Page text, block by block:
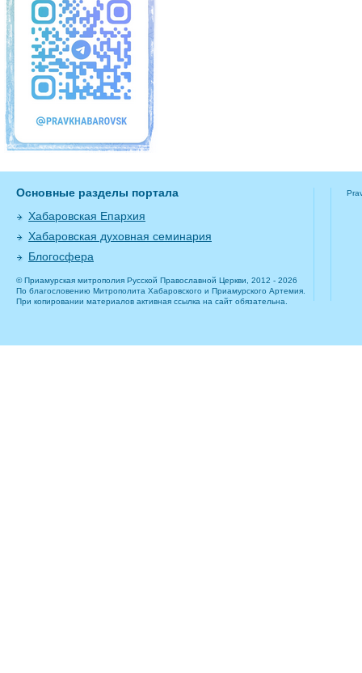
Основные разделы портала
Хабаровская Епархия
Хабаровская духовная семинария
Блогосфера
© Приамурская митрополия Русской Православной Церкви, 2012 - 2026
По благословению Митрополита Хабаровского и Приамурского Артемия.
При копировании материалов активная ссылка на сайт обязательна.